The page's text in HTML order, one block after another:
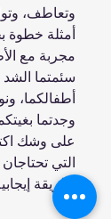
وتعاطف،
أمثلة خطوة
مجربة مع
سئمتما
أطفالكما،
وجدتما
على وشك
التي تحتاجان
بطريقة